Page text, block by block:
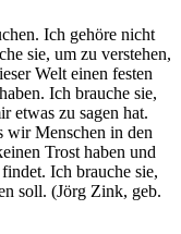
Ich gehöre nicht
sie, um zu verstehen,
Welt einen festen
Ich brauche sie,
etwas zu sagen hat.
wir Menschen in den
Trost haben und
Ich brauche sie,
soll. (Jörg Zink, geb.